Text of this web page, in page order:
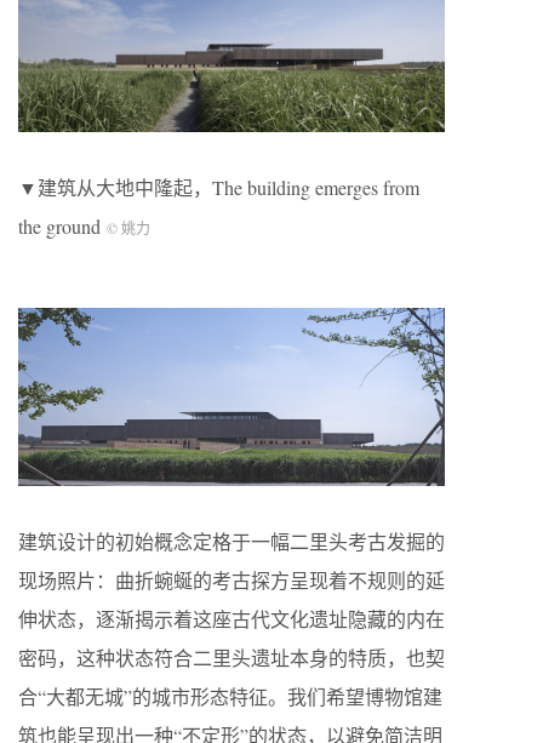
▼建筑从大地中隆起，The building emerges from
the ground © 姚力
建筑设计的初始概念定格于一幅二里头考古发掘的
现场照片：曲折蜿蜒的考古探方呈现着不规则的延
伸状态，逐渐揭示着这座古代文化遗址隐藏的内在
密码，这种状态符合二里头遗址本身的特质，也契
合“大都无城”的城市形态特征。我们希望博物馆建
筑也能呈现出一种“不定形”的状态，以避免简洁明